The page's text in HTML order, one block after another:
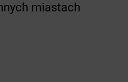
miastach